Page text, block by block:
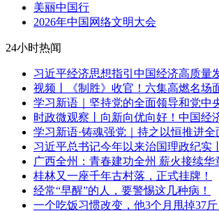
美丽中国行
2026年中国网络文明大会
24小时热闻
习近平经济思想指引中国经济高质量
视频丨《制胜》收官！六集高燃名场
学习新语｜坚持党的全面领导和党中
时政微观察丨向新向优向好！中国经
学习新语·铸魂强党｜持之以恒推进全
习近平总书记今年以来治国理政纪实
广西全州：青春建功全州 薪火接续华
桂林又一座千年古村落，正式挂牌！
经常“早醒”的人，要警惕这几种病！
一个吃饭习惯改变，他3个月甩掉37